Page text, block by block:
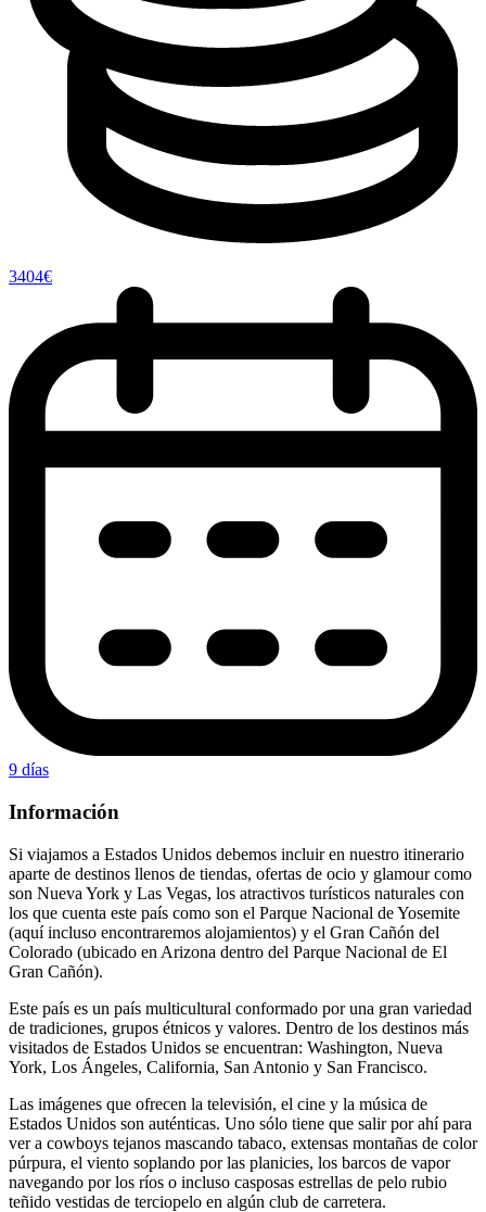
3404€
9 días
Información
Si viajamos a Estados Unidos debemos incluir en nuestro itinerario
aparte de destinos llenos de tiendas, ofertas de ocio y glamour como
son Nueva York y Las Vegas, los atractivos turísticos naturales con
los que cuenta este país como son el Parque Nacional de Yosemite
(aquí incluso encontraremos alojamientos) y el Gran Cañón del
Colorado (ubicado en Arizona dentro del Parque Nacional de El
Gran Cañón).
Este país es un país multicultural conformado por una gran variedad
de tradiciones, grupos étnicos y valores. Dentro de los destinos más
visitados de Estados Unidos se encuentran: Washington, Nueva
York, Los Ángeles, California, San Antonio y San Francisco.
Las imágenes que ofrecen la televisión, el cine y la música de
Estados Unidos son auténticas. Uno sólo tiene que salir por ahí para
ver a cowboys tejanos mascando tabaco, extensas montañas de color
púrpura, el viento soplando por las planicies, los barcos de vapor
navegando por los ríos o incluso casposas estrellas de pelo rubio
teñido vestidas de terciopelo en algún club de carretera.